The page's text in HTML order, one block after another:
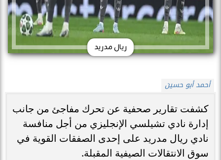
ريال مدريد
أحمد أبو حسين
كشفت تقارير صحفية عن تحرك مفاجئ من جانب
إدارة نادي تشيلسي الإنجليزي من أجل منافسة
نادي ريال مدريد على إحدى الصفقات القوية في
سوق الانتقالات الصيفية المقبلة.